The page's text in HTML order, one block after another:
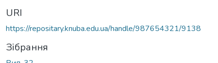
URI
https://repositary.knuba.edu.ua/handle/987654321/9138
Зібрання